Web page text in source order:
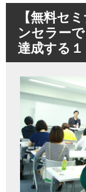
【無料セ
ンセラー
達成する